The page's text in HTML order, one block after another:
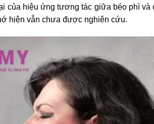
của hiệu ứng tương tác giữa béo phì và
hiện vẫn chưa được nghiên cứu.